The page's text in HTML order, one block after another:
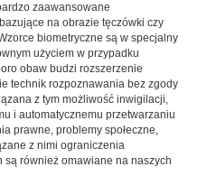
zaawansowane
na obrazie tęczówki czy
biometryczne są w specjalny
użyciem w przypadku
obaw budzi rozszerzenie
technik rozpoznawania bez zgody
z tym możliwość inwigilacji,
i automatycznemu przetwarzaniu
prawne, problemy społeczne,
z nimi ograniczenia
również omawiane na naszych